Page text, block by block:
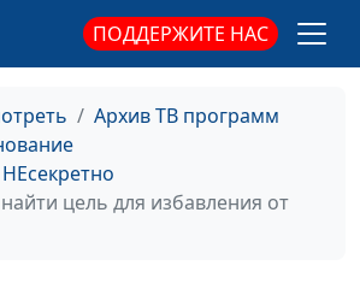
ПОДДЕРЖИТЕ НАС
Архив ТВ программ
цель для избавления от
психолог; Александр
Сахаров,
консультант по
семейным
Андрей Юнак,